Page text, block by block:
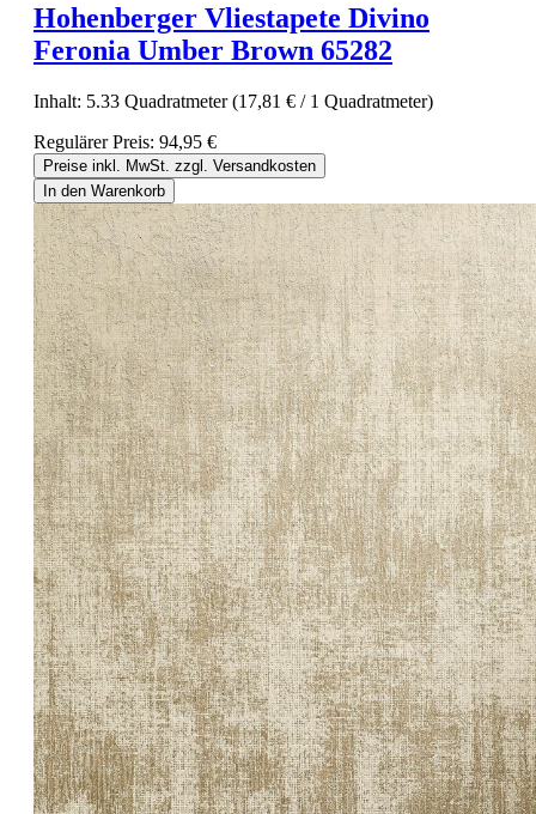
Hohenberger Vliestapete Divino
Feronia Umber Brown 65282
Inhalt: 5.33 Quadratmeter(17,81 € / 1 Quadratmeter)
Regulärer Preis: 94,95 €
Preise inkl. MwSt. zzgl. Versandkosten
In den Warenkorb